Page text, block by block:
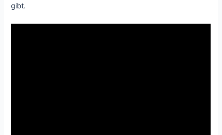
gibt.